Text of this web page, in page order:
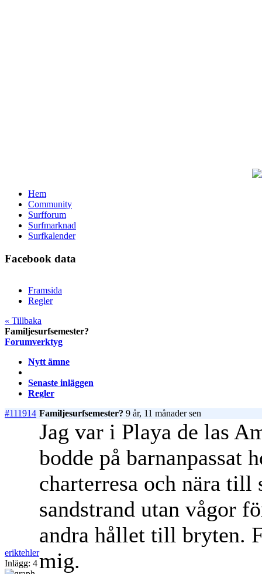
Hem
Community
Surfforum
Surfmarknad
Surfkalender
Facebook data
Framsida
Regler
« Tillbaka
Familjesurfsemester?
Forumverktyg
Nytt ämne
Senaste inläggen
Regler
#111914 Familjesurfsemester? 9 år, 11 månader sen
eriktehler
Inlägg: 4
Jag var i Playa de las
bodde på barnanpassat
charterresa och nära
sandstrand utan vågor
andra hållet till bryten.
mig.